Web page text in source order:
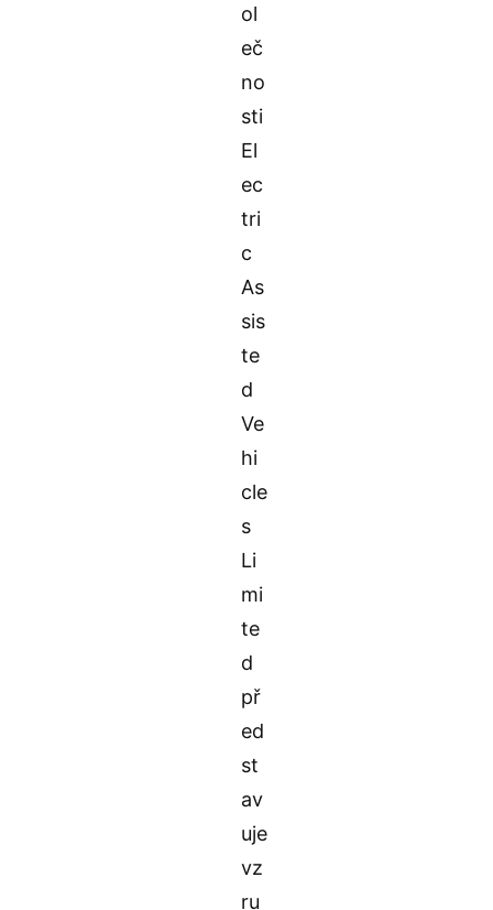
ol
eč
no
sti
El
ec
tri
c
As
sis
te
d
Ve
hi
cle
s
Li
mi
te
d
př
ed
st
av
uje
vz
ru